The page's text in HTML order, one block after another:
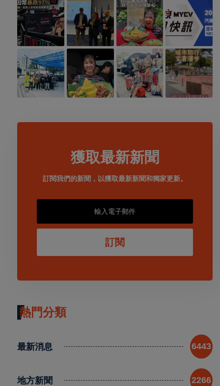
獲取最新新聞
訂閱我們的新聞，以獲取最新新聞和獨家更新。
訂閱
熱門分類
最新消息 6443
地方新聞 2266